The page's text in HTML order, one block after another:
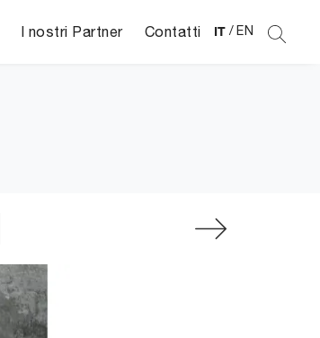
I nostri Partner Contatti IT / EN